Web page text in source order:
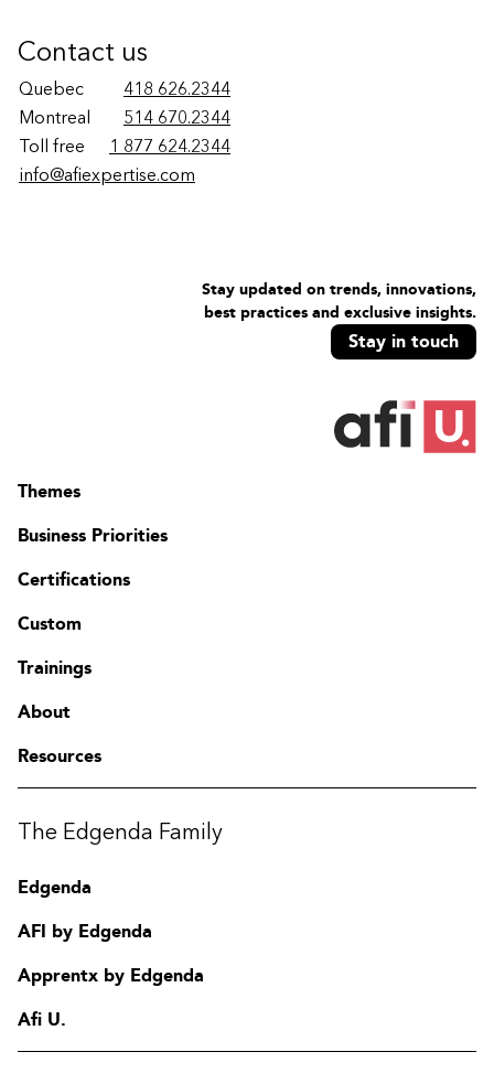
Contact us
Quebec
418 626.2344
Montreal
514 670.2344
Toll free
1 877 624.2344
info@afiexpertise.com
Stay updated on trends, innovations,
best practices and exclusive insights.
Stay in touch
Themes
Business Priorities
Certifications
Custom
Trainings
About
Resources
The Edgenda Family
Edgenda
AFI by Edgenda
Apprentx by Edgenda
Afi U.